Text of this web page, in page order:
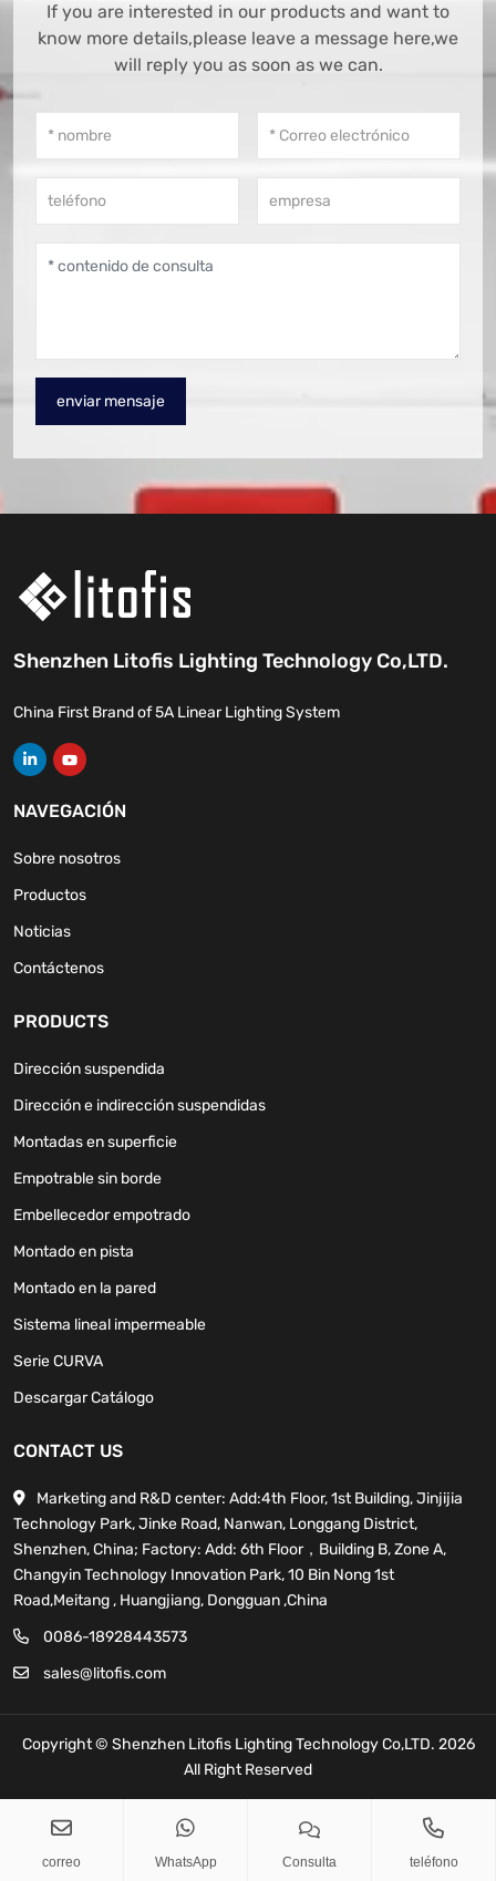
If you are interested in our products and want to
know more details,please leave a message here,we
will reply you as soon as we can.
enviar mensaje
Shenzhen Litofis Lighting Technology Co,LTD.
China First Brand of 5A Linear Lighting System
NAVEGACIÓN
Sobre nosotros
Productos
Noticias
Contáctenos
PRODUCTS
Dirección suspendida
Dirección e indirección suspendidas
Montadas en superficie
Empotrable sin borde
Embellecedor empotrado
Montado en pista
Montado en la pared
Sistema lineal impermeable
Serie CURVA
Descargar Catálogo
CONTACT US
Marketing and R&D center: Add:4th Floor, 1st Building, Jinjijia
Technology Park, Jinke Road, Nanwan, Longgang District,
Shenzhen, China; Factory: Add: 6th Floor，Building B, Zone A,
Changyin Technology Innovation Park, 10 Bin Nong 1st
Road,Meitang , Huangjiang, Dongguan ,China
0086-18928443573
sales@litofis.com
Copyright © Shenzhen Litofis Lighting Technology Co,LTD. 2026
All Right Reserved
correo
sales@litofis.com Copy
WhatsApp Consulta teléfono